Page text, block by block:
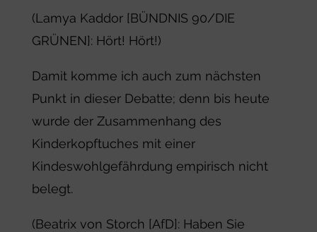
(Lamya Kaddor [BÜNDNIS 90/DIE
GRÜNEN]: Hört! Hört!)
Damit komme ich auch zum nächsten
Punkt in dieser Debatte; denn bis heute
wurde der Zusammenhang des
Kinderkopftuches mit einer
Kindeswohlgefährdung empirisch nicht
belegt.
(Beatrix von Storch [AfD]: Haben Sie